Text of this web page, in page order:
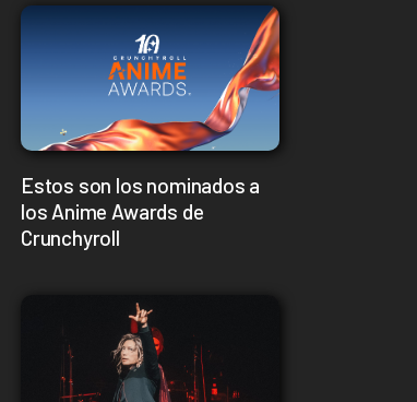
Estos son los nominados a
los Anime Awards de
Crunchyroll